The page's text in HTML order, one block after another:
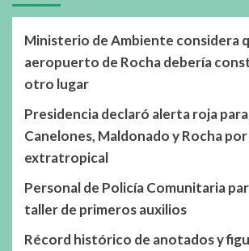
Ministerio de Ambiente considera
aeropuerto de Rocha debería
otro lugar
Presidencia declaró alerta roja
Canelones, Maldonado y Rocha
extratropical
Personal de Policía Comunitaria
taller de primeros auxilios
Récord histórico de anotados y